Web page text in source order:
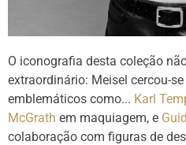
O iconografia desta coleção
extraordinário: Meisel cercou-
emblemáticos como... Karl
McGrath em maquiagem, e
colaboração com figuras de